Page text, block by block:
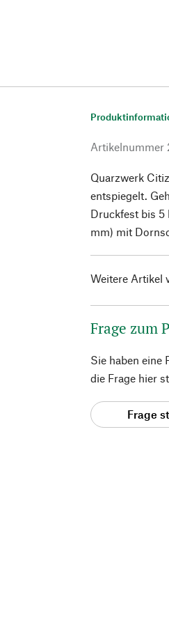
Artikelnummer
Quarzwerk
entspiegelt.
Druckfest bis 5
mm) mit
Weitere Artikel
Frage zum
Sie haben eine
die Frage hier
Frage